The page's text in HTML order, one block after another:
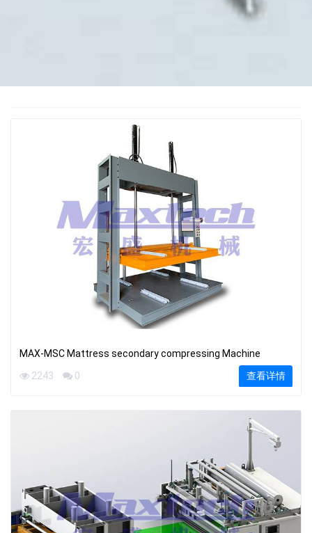
MAX-MSC Mattress secondary compressing Machine
2243
0 查看详情